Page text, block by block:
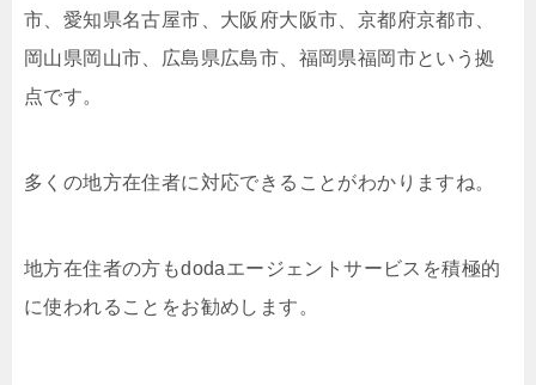
市、愛知県名古屋市、大阪府大阪市、京都府京都市、
岡山県岡山市、広島県広島市、福岡県福岡市という拠
点です。
多くの地方在住者に対応できることがわかりますね。
地方在住者の方もdodaエージェントサービスを積極的
に使われることをお勧めします。